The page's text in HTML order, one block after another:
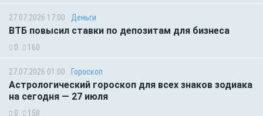
27.07.2026 17:00 Деньги
ВТБ повысил ставки по депозитам для бизнеса
0 160
27.07.2026 01:00 Гороскоп
Астрологический гороскоп для всех знаков зодиака
на сегодня — 27 июля
0 158